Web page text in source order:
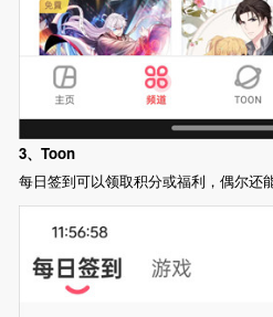
3、Toon
每日签到可以领取积分或福利，偶尔还